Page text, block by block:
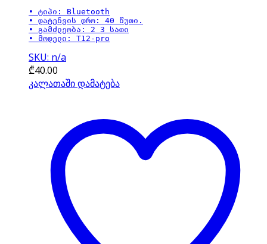
• ტიპი: Bluetooth
• დატენვის დრო: 40 წუთი.
• გამძლეობა: 2 3 სათი
• მოდელი: T12-pro
SKU: n/a
₾40.00
კალათაში დამატება